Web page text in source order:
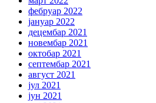
фебруар 2022
јануар 2022
децембар 2021
новембар 2021
октобар 2021
септембар 2021
август 2021
јул 2021
јун 2021